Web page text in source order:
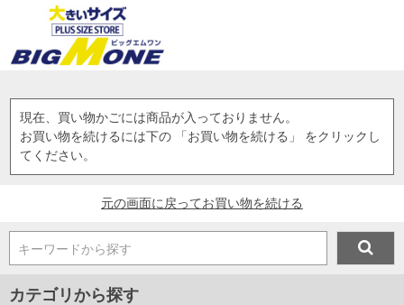
現在、買い物かごには商品が入っておりません。
お買い物を続けるには下の 「お買い物を続ける」 をクリックし
てください。
元の画面に戻ってお買い物を続ける
キーワードから探す
カテゴリから探す